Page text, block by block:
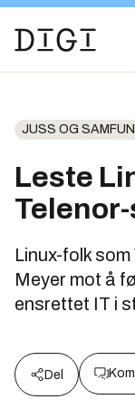
JUSS OG
Leste
Linux-folk
Meyer mot å
ensrettet IT i
Del